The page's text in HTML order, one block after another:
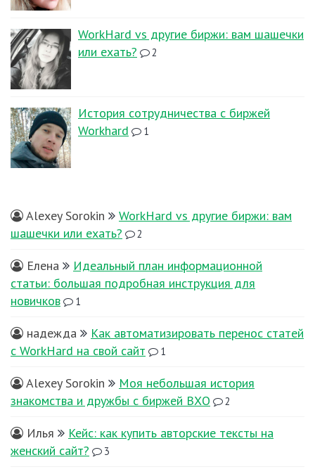
WorkHard vs другие биржи: вам шашечки
или ехать?
2
История сотрудничества с биржей
Workhard
1
Alexey Sorokin
WorkHard vs другие биржи: вам
шашечки или ехать?
2
Елена
Идеальный план информационной
статьи: большая подробная инструкция для
новичков
1
надежда
Как автоматизировать перенос статей
с WorkHard на свой сайт
1
Alexey Sorokin
Моя небольшая история
знакомства и дружбы с биржей ВХО
2
Илья
Кейс: как купить авторские тексты на
женский сайт?
3